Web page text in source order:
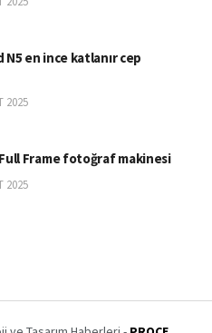
N5 en ince katlanır cep
2025
Frame fotoğraf makinesi
2025